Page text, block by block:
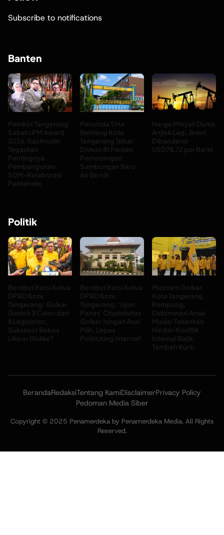
Subscribe to notifications
Banten
Pemkot Tangerang
Sabet LPM Award
2026, Sachrudin
Tegaskan
Pentingnya
Pembangunan
SDM-Kolaborasi
Pentahelix
Perumda Tirta
Benteng Kota
Tangerang Tebar
Diskon 81 Persen
Pemasangan
Sambungan Baru
Air Bersih
Harga Minyak Dunia
Anjlok Lagi, Brent
Dibanderol
USD78,72 per Barel
Politik
Berebut Kursi Ketua
DPRD Kota
Tangerang: Golkar
Godok 3 Calon dari
8 Legislator,
Suksesor Bebas
Like or Dislike?
Berebut Kursi Ketua
DPRD Kota
Tangerang: ‘Ujian
Panas’ Objektivitas
Golkar Jangan Asal
Pilih, Lepas
Politicking Internal!
Muscam Golkar
Kota Tangerang
Rampung,
Didominasi Anak
Muda: Tekankan
Hindari Konflik
Internal Bidik
Tambah Kursi
BerandaRedaksiTentang KamiDisclaimerPrivacy Policy
Pedoman Media Siber
Copyright © 2025 Penamerdeka by Penamerdeka Media. All Rights
Reserved.